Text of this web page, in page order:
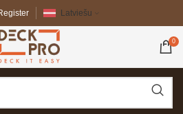
Latviešu
0